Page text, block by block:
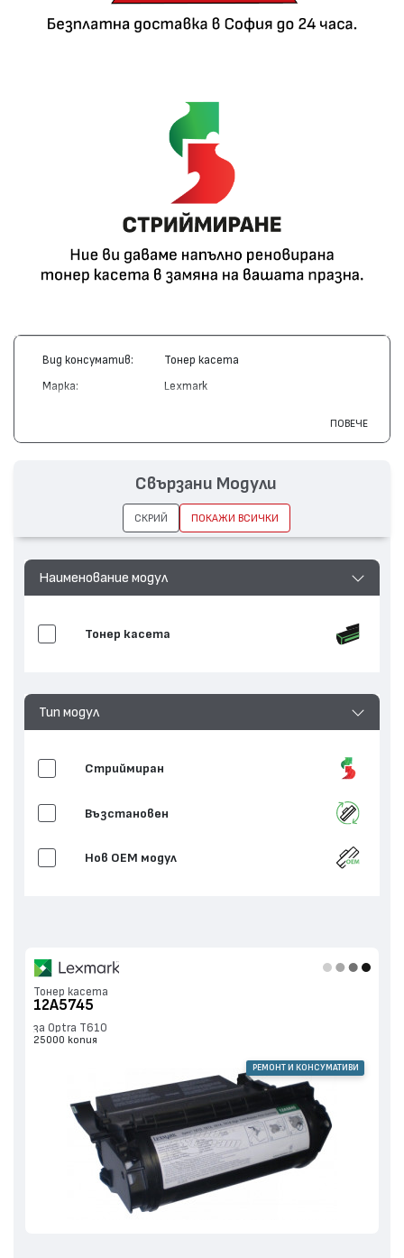
Вид консуматив: Тонер касета
Марка: Lexmark
Optra T610, Optra T612, Optra T614,
Optra T616
ПОВЕЧЕ
Наименование модул
Тонер касета
Тип модул
Стриймиран
Възстановен
Нов ОЕМ модул
Тонер касета
12A5745
за Optra T610
25000 копия
РЕМОНТ И КОНСУМАТИВИ
Свързани Модули
СКРИЙ ПОКАЖИ ВСИЧКИ